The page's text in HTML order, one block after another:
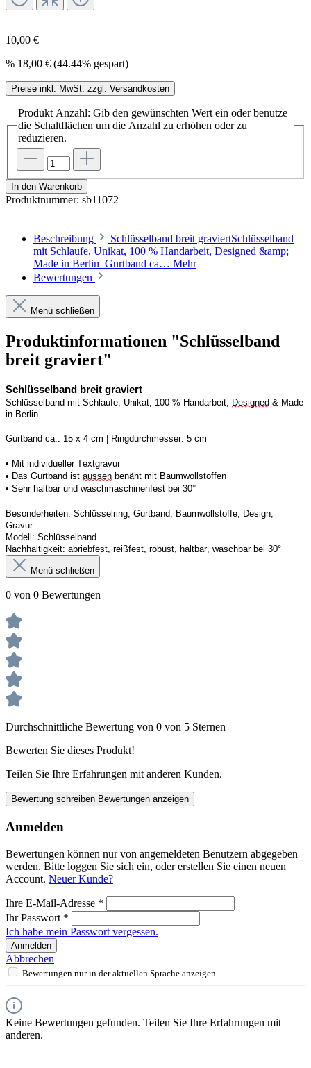
10,00 €
% 18,00 € (44.44% gespart)
Preise inkl. MwSt. zzgl. Versandkosten
Produkt Anzahl: Gib den gewünschten Wert ein oder benutze
die Schaltflächen um die Anzahl zu erhöhen oder zu
reduzieren.
In den Warenkorb
Produktnummer: sb11072
Beschreibung
Schlüsselband breit graviertSchlüsselband
mit Schlaufe, Unikat, 100 % Handarbeit, Designed &amp;
Made in Berlin Gurtband ca… Mehr
Bewertungen
Menü schließen
Produktinformationen "Schlüsselband
breit graviert"
Schlüsselband breit graviert
Schlüsselband mit Schlaufe, Unikat, 100 % Handarbeit, Designed & Made
in Berlin
Gurtband ca.: 15 x 4 cm | Ringdurchmesser: 5 cm
• Mit individueller Textgravur
• Das Gurtband ist aussen benäht mit Baumwollstoffen
• Sehr haltbar und waschmaschinenfest bei 30°
Besonderheiten: Schlüsselring, Gurtband, Baumwollstoffe, Design,
Gravur
Modell: Schlüsselband
Nachhaltigkeit: abriebfest, reißfest, robust, haltbar, waschbar bei 30°
Menü schließen
0 von 0 Bewertungen
Durchschnittliche Bewertung von 0 von 5 Sternen
Bewerten Sie dieses Produkt!
Teilen Sie Ihre Erfahrungen mit anderen Kunden.
Bewertung schreiben Bewertungen anzeigen
Anmelden
Bewertungen können nur von angemeldeten Benutzern abgegeben
werden. Bitte loggen Sie sich ein, oder erstellen Sie einen neuen
Account. Neuer Kunde?
Ihre E-Mail-Adresse *
Ihr Passwort *
Ich habe mein Passwort vergessen.
Anmelden
Abbrechen
Bewertungen nur in der aktuellen Sprache anzeigen.
Keine Bewertungen gefunden. Teilen Sie Ihre Erfahrungen mit
anderen.